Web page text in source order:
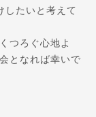
したいと考えて
つろぐ心地よ
となれば幸いで